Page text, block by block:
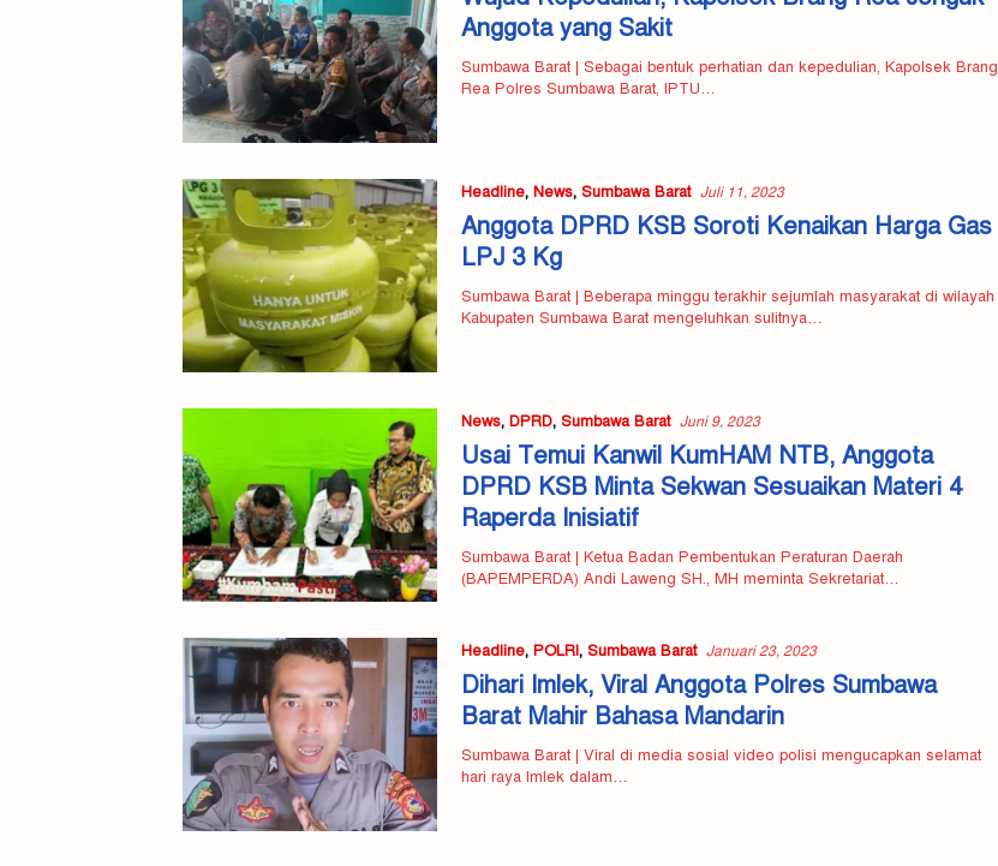
Anggota yang Sakit
Sumbawa Barat | Sebagai bentuk perhatian dan kepedulian, Kapolsek Brang
Rea Polres Sumbawa Barat, IPTU…
Headline, News, Sumbawa Barat Juli 11, 2023
Anggota DPRD KSB Soroti Kenaikan Harga Gas
LPJ 3 Kg
Sumbawa Barat | Beberapa minggu terakhir sejumlah masyarakat di wilayah
Kabupaten Sumbawa Barat mengeluhkan sulitnya…
News, DPRD, Sumbawa Barat Juni 9, 2023
Usai Temui Kanwil KumHAM NTB, Anggota
DPRD KSB Minta Sekwan Sesuaikan Materi 4
Raperda Inisiatif
Sumbawa Barat | Ketua Badan Pembentukan Peraturan Daerah
(BAPEMPERDA) Andi Laweng SH., MH meminta Sekretariat…
Headline, POLRI, Sumbawa Barat Januari 23, 2023
Dihari Imlek, Viral Anggota Polres Sumbawa
Barat Mahir Bahasa Mandarin
Sumbawa Barat | Viral di media sosial video polisi mengucapkan selamat
hari raya Imlek dalam…